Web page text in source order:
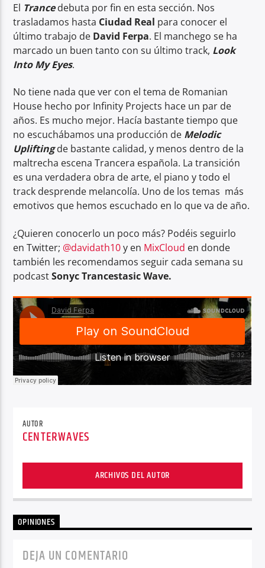
Center Waves
El Trancedebuta por fin en esta sección. Nos
trasladamos hasta Ciudad Real para conocer el
último trabajo de David Ferpa. El manchego se ha
marcado un buen tanto con su último track, Look
Into My Eyes.
No tiene nada que ver con el tema de Romanian
House hecho por Infinity Projects hace un par de
años. Es mucho mejor. Hacía bastante tiempo que
no escuchábamos una producción de Melodic
Upliftingde bastante calidad, y menos dentro de la
maltrecha escena Trancera española. La transición
es una verdadera obra de arte, el piano y todo el
track desprende melancolía. Uno de los temas más
emotivos que hemos escuchado en lo que va de año.
¿Quieren conocerlo un poco más? Podéis seguirlo
en Twitter; @davidath10y en MixCloud en donde
también les recomendamos seguir cada semana su
podcastSonyc Trancestasic Wave.
AUTOR
CENTERWAVES
ARCHIVOS DEL AUTOR
OPINIONES
DEJA UN COMENTARIO